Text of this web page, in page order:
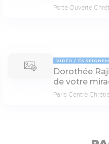
Porte Ouverte
VIDÉO
Dorothée
de votre
Paris Centre